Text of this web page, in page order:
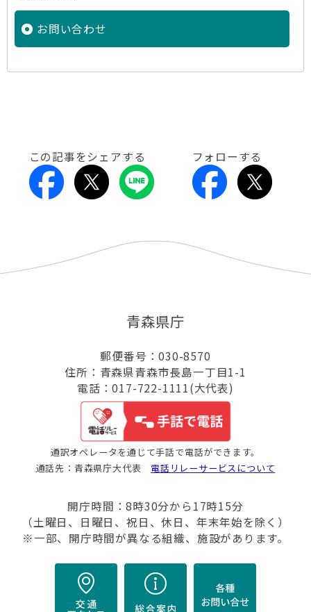
お問い合わせ
この記事をシェアする フォローする
青森県庁
郵便番号：030-8570
住所：青森県青森市長島一丁目1-1
電話：017-722-1111(大代表)
通訳オペレータを通じて手話で電話ができます。
通話先：青森県庁大代表 電話リレーサービスについて
開庁時間：8時30分から17時15分
（土曜日、日曜日、祝日、休日、年末年始を除く）
※一部、開庁時間が異なる組織、施設があります。